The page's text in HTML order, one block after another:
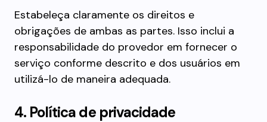
Estabeleça claramente os direitos e
obrigações de ambas as partes. Isso inclui a
responsabilidade do provedor em fornecer o
serviço conforme descrito e dos usuários em
utilizá-lo de maneira adequada.
4. Política de privacidade